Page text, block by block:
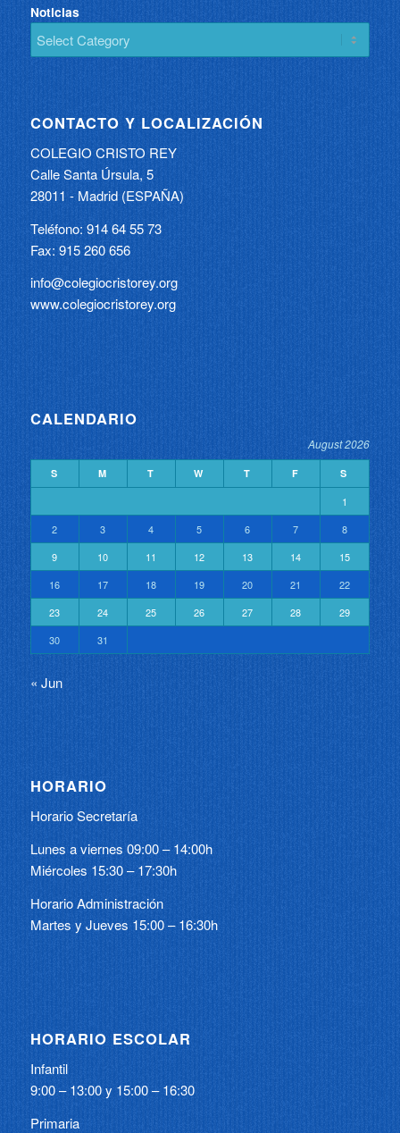
Noticias
CONTACTO Y LOCALIZACIÓN
COLEGIO CRISTO REY
Calle Santa Úrsula, 5
28011 - Madrid (ESPAÑA)
Teléfono: 914 64 55 73
Fax: 915 260 656
info@colegiocristorey.org
www.colegiocristorey.org
CALENDARIO
August 2026
S M T W T F S
1
2
3 4 5 6 7
8
9
10 11 12 13 14
15
16
17 18 19 20 21
22
23
24 25 26 27 28
29
30
31
« Jun
HORARIO
Horario Secretaría
Lunes a viernes 09:00 – 14:00h
Miércoles 15:30 – 17:30h
Horario Administración
Martes y Jueves 15:00 – 16:30h
HORARIO ESCOLAR
Infantil
9:00 – 13:00 y 15:00 – 16:30
Primaria